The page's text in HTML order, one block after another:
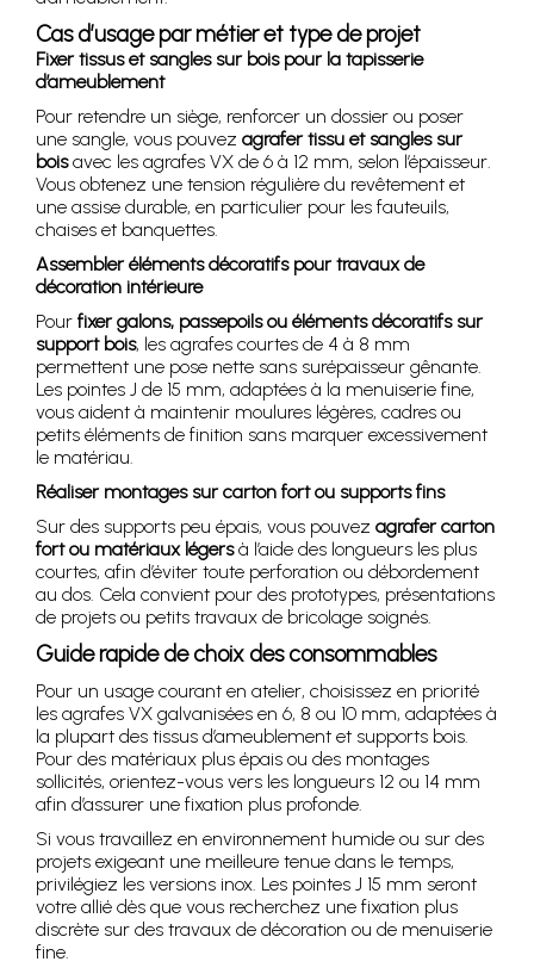
Cas d’usage par métier et type de projet
Fixer tissus et sangles sur bois pour la tapisserie
d’ameublement
Pour retendre un siège, renforcer un dossier ou poser
une sangle, vous pouvez agrafer tissu et sangles sur
boisavec les agrafes VX de 6 à 12 mm, selon l’épaisseur.
Vous obtenez une tension régulière du revêtement et
une assise durable, en particulier pour les fauteuils,
chaises et banquettes.
Assembler éléments décoratifs pour travaux de
décoration intérieure
Pour fixer galons, passepoils ou éléments décoratifs sur
support bois, les agrafes courtes de 4 à 8 mm
permettent une pose nette sans surépaisseur gênante.
Les pointes J de 15 mm, adaptées à la menuiserie fine,
vous aident à maintenir moulures légères, cadres ou
petits éléments de finition sans marquer excessivement
le matériau.
Réaliser montages sur carton fort ou supports fins
Sur des supports peu épais, vous pouvez agrafer carton
fort ou matériaux légersà l’aide des longueurs les plus
courtes, afin d’éviter toute perforation ou débordement
au dos. Cela convient pour des prototypes, présentations
de projets ou petits travaux de bricolage soignés.
Guide rapide de choix des consommables
Pour un usage courant en atelier, choisissez en priorité
les agrafes VX galvanisées en 6, 8 ou 10 mm, adaptées à
la plupart des tissus d’ameublement et supports bois.
Pour des matériaux plus épais ou des montages
sollicités, orientez-vous vers les longueurs 12 ou 14 mm
afin d’assurer une fixation plus profonde.
Si vous travaillez en environnement humide ou sur des
projets exigeant une meilleure tenue dans le temps,
privilégiez les versions inox. Les pointes J 15 mm seront
votre allié dès que vous recherchez une fixation plus
discrète sur des travaux de décoration ou de menuiserie
fine.